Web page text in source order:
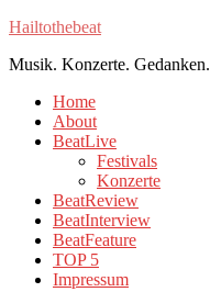
Hailtothebeat
Musik. Konzerte. Gedanken.
Home
About
BeatLive
Festivals
Konzerte
BeatReview
BeatInterview
BeatFeature
TOP 5
Impressum